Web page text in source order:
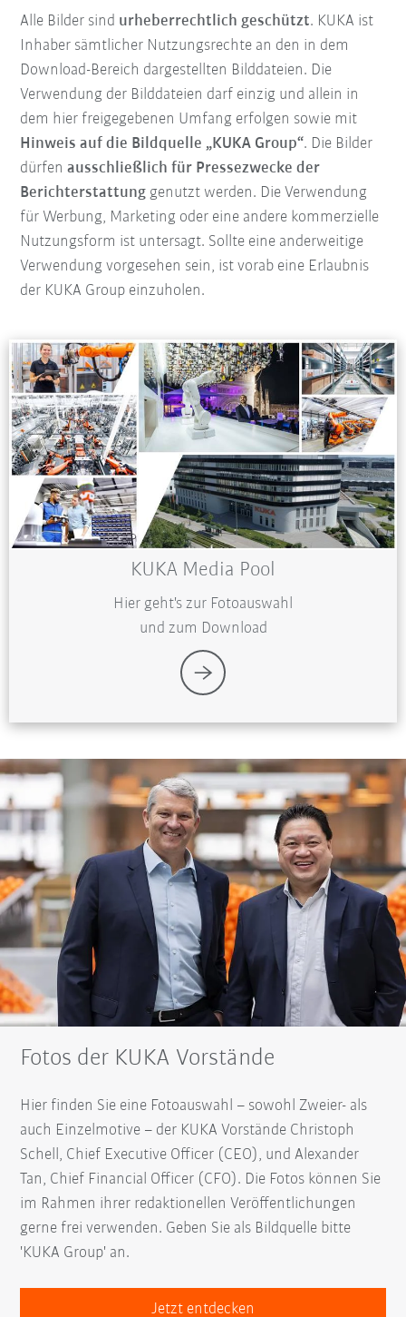
Alle Bilder sind urheberrechtlich geschützt. KUKA ist
Inhaber sämtlicher Nutzungsrechte an den in dem
Download-Bereich dargestellten Bilddateien. Die
Verwendung der Bilddateien darf einzig und allein in
dem hier freigegebenen Umfang erfolgen sowie mit
Hinweis auf die Bildquelle „KUKA Group“. Die Bilder
dürfenausschließlich für Pressezwecke der
Berichterstattung genutzt werden. Die Verwendung
für Werbung, Marketing oder eine andere kommerzielle
Nutzungsform ist untersagt. Sollte eine anderweitige
Verwendung vorgesehen sein, ist vorab eine Erlaubnis
der KUKA Group einzuholen.
KUKA Media Pool
Hier geht's zur Fotoauswahl
und zum Download
Fotos der KUKA Vorstände
Hier finden Sie eine Fotoauswahl – sowohl Zweier- als
auch Einzelmotive – der KUKA Vorstände Christoph
Schell, Chief Executive Officer (CEO), und Alexander
Tan, Chief Financial Officer (CFO). Die Fotos können Sie
im Rahmen ihrer redaktionellen Veröffentlichungen
gerne frei verwenden. Geben Sie als Bildquelle bitte
'KUKA Group' an.
Jetzt entdecken